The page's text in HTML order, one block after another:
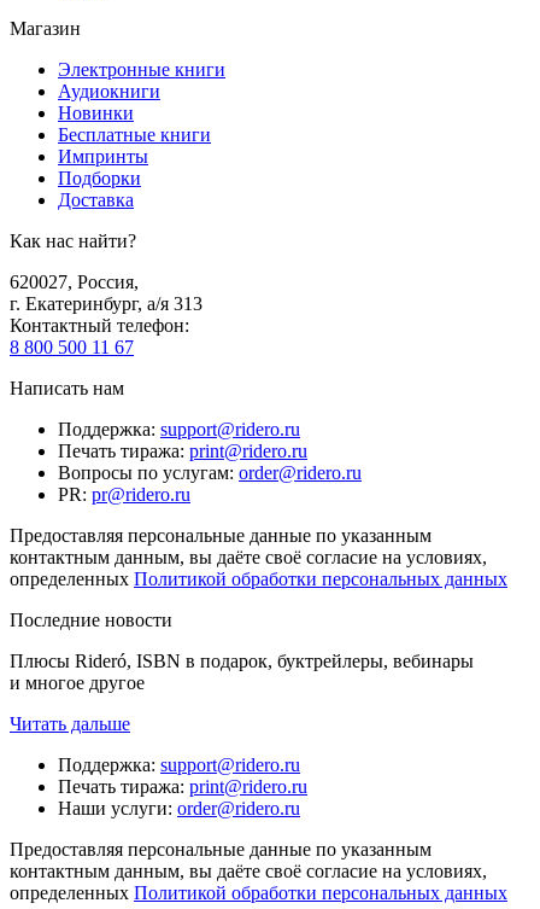
Магазин
Электронные книги
Аудиокниги
Новинки
Бесплатные книги
Импринты
Подборки
Доставка
Как нас найти?
620027, Россия,
г. Екатеринбург, а/я 313
Контактный телефон:
8 800 500 11 67
Написать нам
Поддержка: support@ridero.ru
Печать тиража: print@ridero.ru
Вопросы по услугам: order@ridero.ru
PR: pr@ridero.ru
Предоставляя персональные данные по указанным
контактным данным, вы даёте своё согласие на условиях,
определенных Политикой обработки персональных данных
Последние новости
Плюсы Rideró, ISBN в подарок, буктрейлеры, вебинары
и многое другое
Читать дальше
Поддержка: support@ridero.ru
Печать тиража: print@ridero.ru
Наши услуги: order@ridero.ru
Предоставляя персональные данные по указанным
контактным данным, вы даёте своё согласие на условиях,
определенных Политикой обработки персональных данных